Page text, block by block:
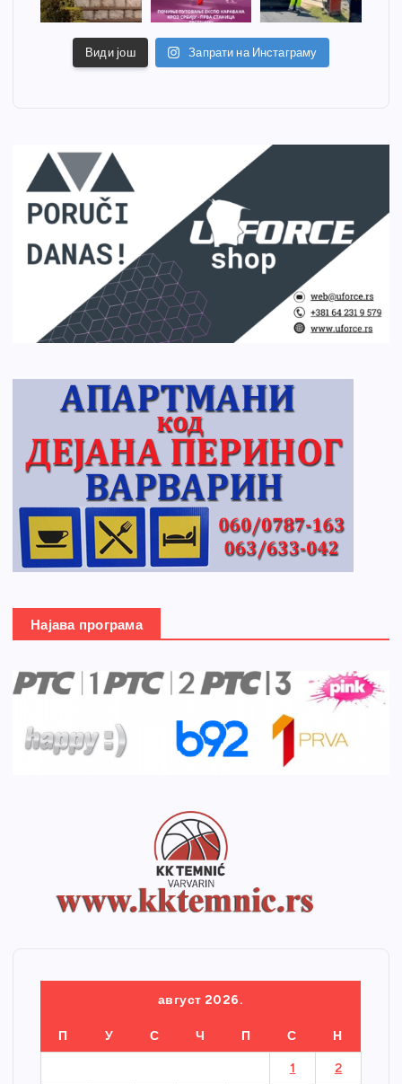
Види још Запрати на Инстаграму
Најава програма
август 2026.
П У С Ч П С Н
1 2